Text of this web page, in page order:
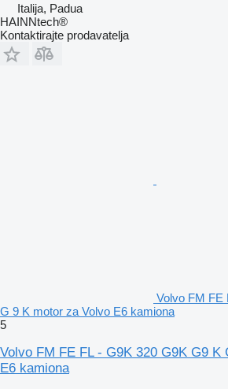
Italija, Padua
HAINNtech®
Kontaktirajte prodavatelja
Volvo FM FE
G 9 K motor za Volvo E6 kamiona
5
Volvo FM FE FL - G9K 320 G9K G9 K
E6 kamiona